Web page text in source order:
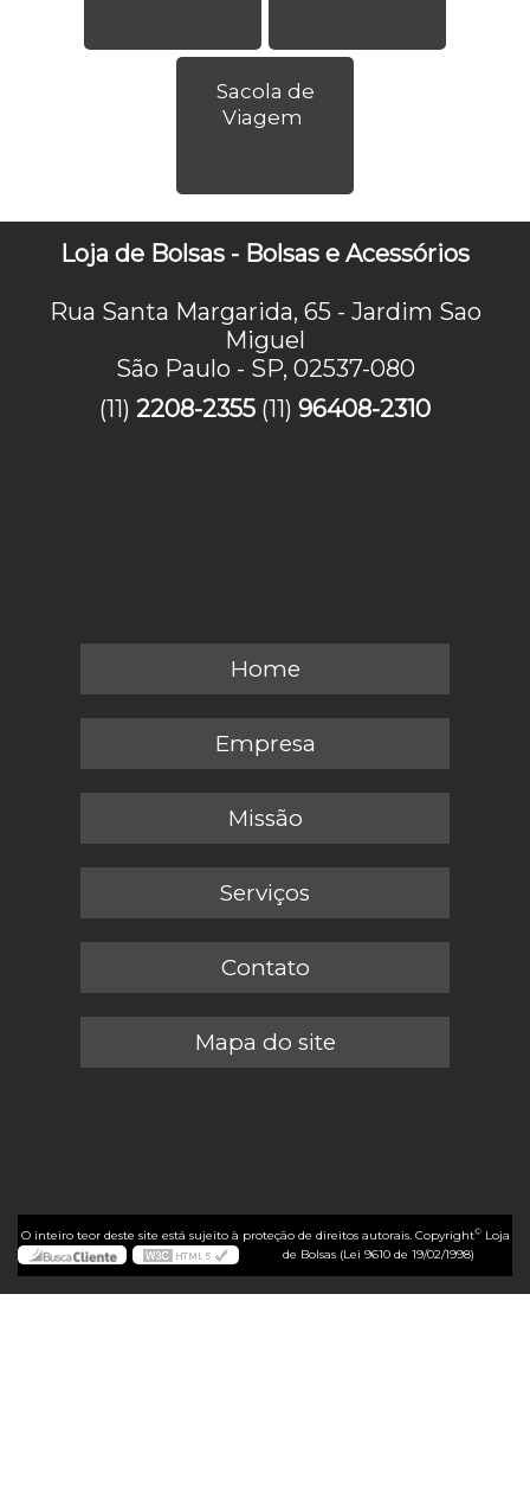
Sacola de
Viagem
Loja de Bolsas - Bolsas e Acessórios
Rua Santa Margarida, 65 - Jardim Sao
Miguel
São Paulo - SP, 02537-080
(11) 2208-2355 (11) 96408-2310
Home
Empresa
Missão
Serviços
Contato
Mapa do site
O inteiro teor deste site está sujeito à proteção de direitos autorais. Copyright©Loja
de Bolsas (Lei 9610 de 19/02/1998)